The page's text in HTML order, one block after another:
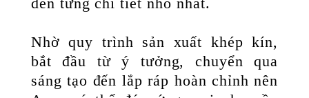
Nhờ quy trình sản xuất khép kín,
bắt đầu từ ý tưởng, chuyển qua
sáng tạo đến lắp ráp hoàn chỉnh nên